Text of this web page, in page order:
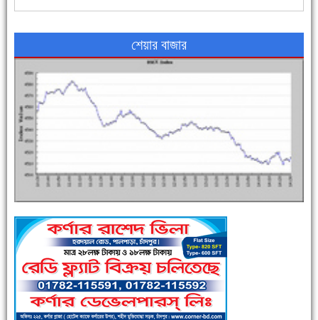
এক সপ্তাহে শনাক্ত বেড়েছে ৫৫%, মৃত্যু ৪৬%
পুলিশ সদস্যদের জন্যে এসপির মৌসুমি ফল উপহার
শেয়ার বাজার